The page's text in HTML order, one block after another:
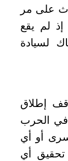
على مر
لم يقع
لسيادة
إطلاق
في الحرب
أو أي
أي